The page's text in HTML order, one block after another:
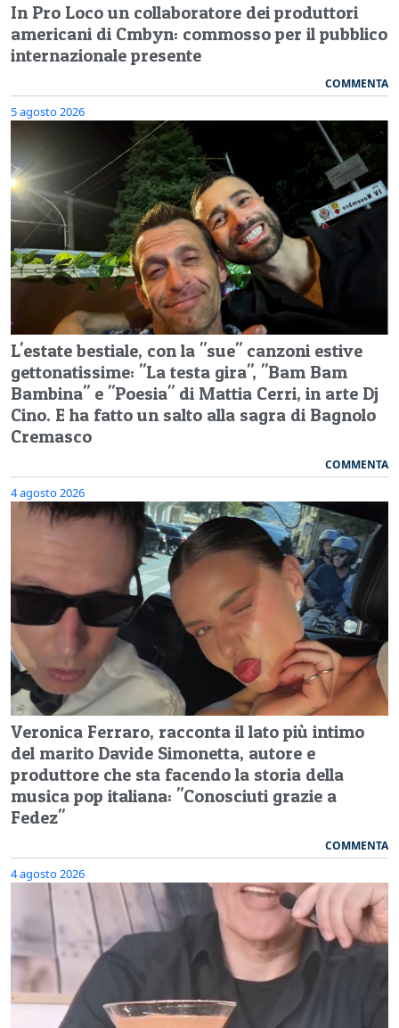
In Pro Loco un collaboratore dei produttori
americani di Cmbyn: commosso per il pubblico
internazionale presente
COMMENTA
5 agosto 2026
L'estate bestiale, con la "sue" canzoni estive
gettonatissime: "La testa gira", "Bam Bam
Bambina" e "Poesia" di Mattia Cerri, in arte Dj
Cino. E ha fatto un salto alla sagra di Bagnolo
Cremasco
COMMENTA
4 agosto 2026
Veronica Ferraro, racconta il lato più intimo
del marito Davide Simonetta, autore e
produttore che sta facendo la storia della
musica pop italiana: "Conosciuti grazie a
Fedez"
COMMENTA
4 agosto 2026